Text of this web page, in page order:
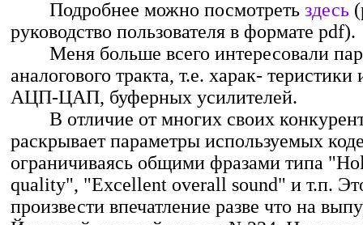
Подробнее можно посмотреть здесь
руководство пользователя в формате pdf).
Меня больше всего интересовали
аналогового тракта, т.е. харак-
АЦП-ЦАП, буферных усилителей.
В отличие от многих своих
раскрывает параметры используемых
ограничиваясь общими фразами типа
quality", "Excellent overall sound" и т.п.
произвести впечатление разве что на